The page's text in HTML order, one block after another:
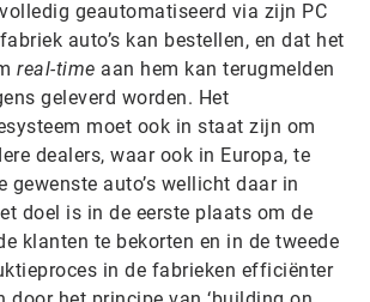
geautomatiseerd via zijn PC
auto’s kan bestellen, en dat het
real-time aan hem kan terugmelden
geleverd worden. Het
moet ook in staat zijn om
dealers, waar ook in Europa, te
gewenste auto’s wellicht daar in
doel is in de eerste plaats om de
klanten te bekorten en in de tweede
in de fabrieken efficiënter